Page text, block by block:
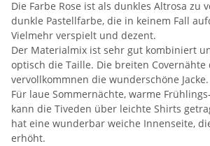
Die Farbe Rose ist als dunkles Altrosa zu
dunkle Pastellfarbe, die in keinem Fall
Vielmehr verspielt und dezent.
Der Materialmix ist sehr gut kombiniert
optisch die Taille. Die breiten Covernähte
vervollkommnen die wunderschöne Jacke.
Für laue Sommernächte, warme
kann die Tiveden über leichte Shirts
hat eine wunderbar weiche Innenseite,
erhöht.